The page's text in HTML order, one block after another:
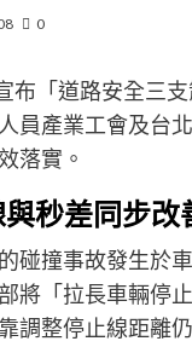
0
布「道路安全三
員產業工會及台
落實。
秒差同步改
碰撞事故發生於
將「拉長車輛停
調整停止線距離